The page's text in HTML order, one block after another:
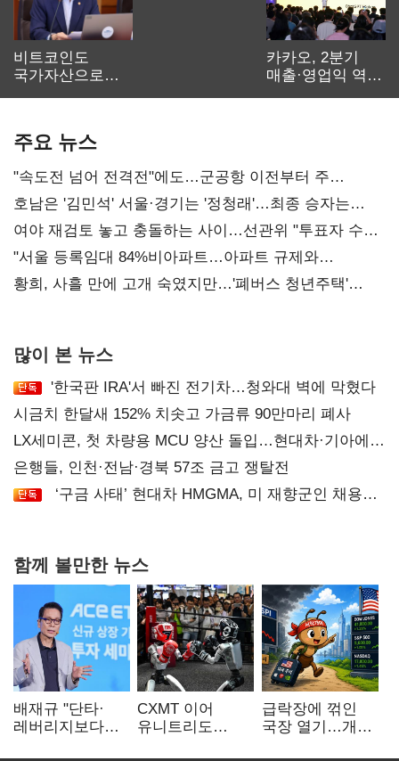
비트코인도
국가자산으로…'
카카오, 2분기
매출·영업익 역대
주요 뉴스
"속도전 넘어 전격전"에도…군공항 이전부터 주
52시간까지 '뇌관'
호남은 '김민석' 서울·경기는 '정청래'…최종 승자는
'안갯속'
여야 재검토 놓고 충돌하는 사이…선관위 "투표자 수
오차 당연"
"서울 등록임대 84%비아파트…아파트 규제와
달리해야"
황희, 사흘 만에 고개 숙였지만…'폐버스 청년주택'
많이 본 뉴스
'한국판 IRA'서 빠진 전기차…청와대 벽에 막혔다
시금치 한달새 152% 치솟고 가금류 90만마리 폐사
LX세미콘, 첫 차량용 MCU 양산 돌입…현대차·기아에
공급
은행들, 인천·전남·경북 57조 금고 쟁탈전
‘구금 사태’ 현대차 HMGMA, 미 재향군인 채용
함께 볼만한 뉴스
배재규 "단타·
레버리지보다
CXMT 이어
유니트리도
급락장에 꺾인
국장 열기…개인